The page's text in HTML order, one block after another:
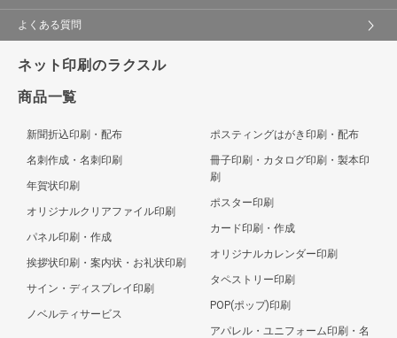
よくある質問
ネット印刷のラクスル
商品一覧
新聞折込印刷・配布
名刺作成・名刺印刷
年賀状印刷
オリジナルクリアファイル印刷
パネル印刷・作成
挨拶状印刷・案内状・お礼状印刷
サイン・ディスプレイ印刷
ノベルティサービス
ポスティングはがき印刷・配布
冊子印刷・カタログ印刷・製本印
刷
ポスター印刷
カード印刷・作成
オリジナルカレンダー印刷
タペストリー印刷
POP(ポップ)印刷
アパレル・ユニフォーム印刷・名